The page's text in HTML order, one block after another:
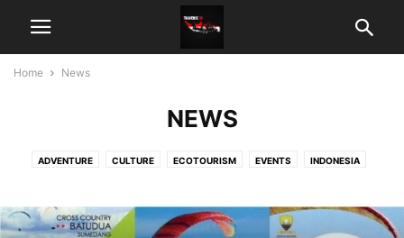
Home News
NEWS
ADVENTURE CULTURE ECOTOURISM EVENTS INDONESIA
SPORT TOURISM STORYTELLER URBAN